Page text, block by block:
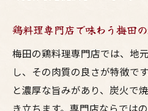
鳥料理梅田の人気店
大阪焼鳥の新定番を
友人と語らう梅田の
大阪の鳥料理を味わい尽
鶏料理専門店で味わう梅田
梅田の鶏料理専門店では、地
し、その肉質の良さが特徴で
と濃厚な旨みがあり、炭火で
き立ちます。専門店ならでは